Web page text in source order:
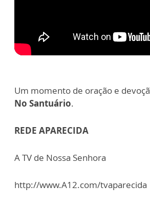
Um momento de oração e
No Santuário.
REDE APARECIDA
A TV de Nossa Senhora
http://www.A12.com/tvaparecida